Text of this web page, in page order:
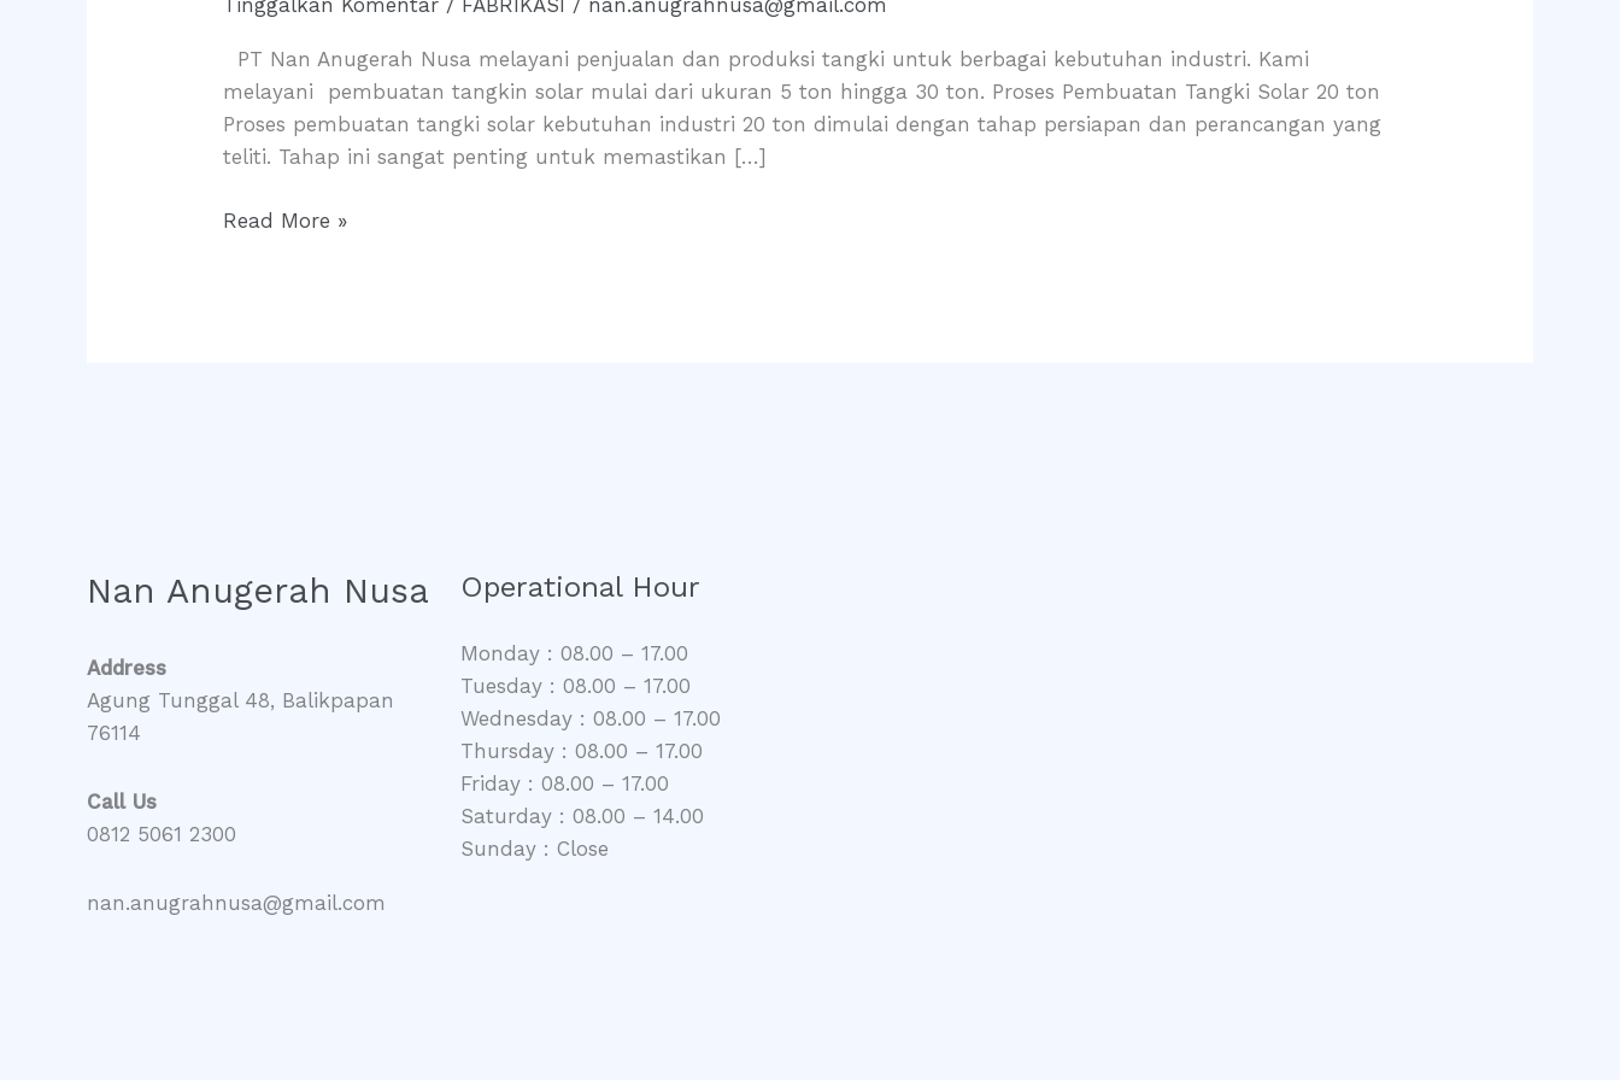
PT Nan Anugerah Nusa melayani penjualan dan produksi tangki untuk berbagai kebutuhan industri. Kami
melayani pembuatan tangkin solar mulai dari ukuran 5 ton hingga 30 ton. Proses Pembuatan Tangki Solar 20 ton
Proses pembuatan tangki solar kebutuhan industri 20 ton dimulai dengan tahap persiapan dan perancangan yang
teliti. Tahap ini sangat penting untuk memastikan […]
Solar
Kebutuhan
Industri
di
Bontang
Read More »
Nan Anugerah Nusa
Address
Agung Tunggal 48, Balikpapan
76114
Call Us
0812 5061 2300
nan.anugrahnusa@gmail.com
Operational Hour
Monday : 08.00 – 17.00
Tuesday : 08.00 – 17.00
Wednesday : 08.00 – 17.00
Thursday : 08.00 – 17.00
Friday : 08.00 – 17.00
Saturday : 08.00 – 14.00
Sunday : Close